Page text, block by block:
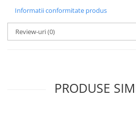
Informatii conformitate produs
Review-uri(0)
PRODUSE